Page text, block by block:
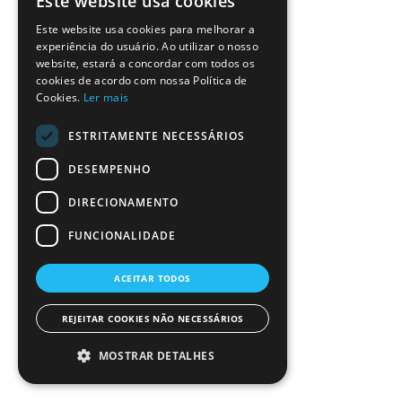
Este website usa cookies para melhorar a
experiência do usuário. Ao utilizar o nosso
website, estará a concordar com todos os
cookies de acordo com nossa Política de
Cookies. Ler mais
ESTRITAMENTE NECESSÁRIOS
DESEMPENHO
DIRECIONAMENTO
FUNCIONALIDADE
ACEITAR TODOS
REJEITAR COOKIES NÃO NECESSÁRIOS
MOSTRAR DETALHES